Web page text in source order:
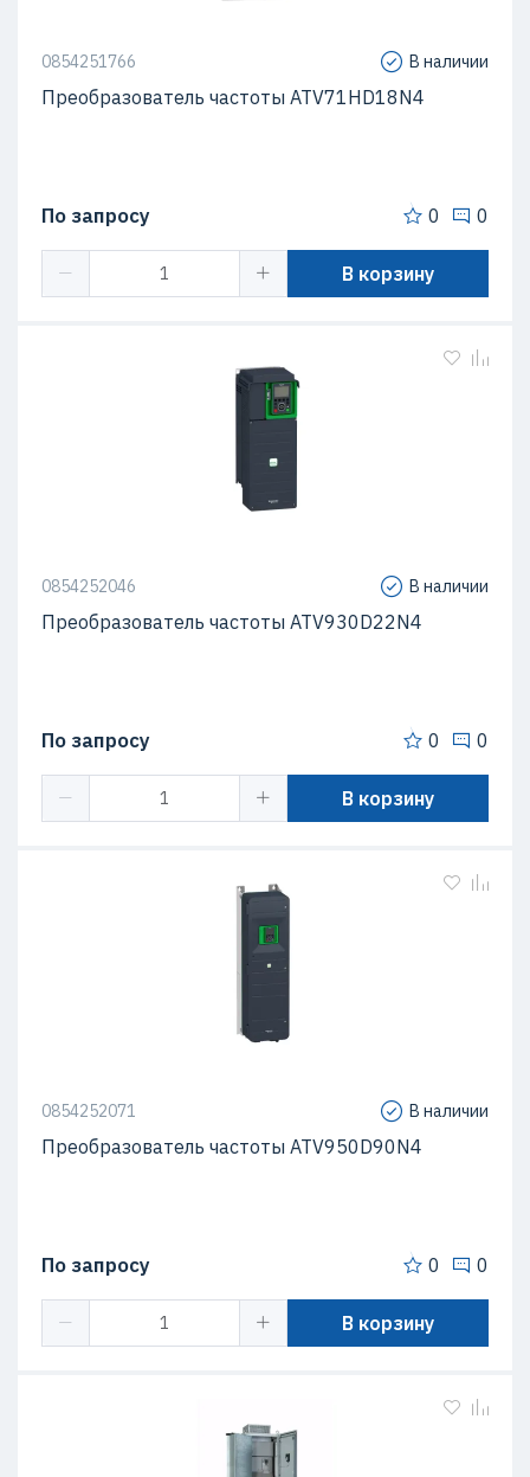
0854251766 В наличии
Преобразователь частоты ATV71HD18N4
По запросу 0 0
В корзину
0854252046 В наличии
Преобразователь частоты ATV930D22N4
По запросу 0 0
В корзину
0854252071 В наличии
Преобразователь частоты ATV950D90N4
По запросу 0 0
В корзину